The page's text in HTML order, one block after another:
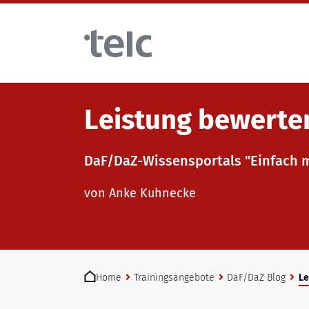
Skip to main content
Sprachprüfungen
telc Prüfungen digital mit DIGItelc 2.0
telc Remote Tests
Lehrmaterialien
Allgemeinsprachliches Deutsch
Fortbildungen: Unterrichten
Leistung
DaF/DaZ-Wissensportals "Einfach
von Anke Kuhnecke
Home
Trainingsangebote DaF/DaZ Blog